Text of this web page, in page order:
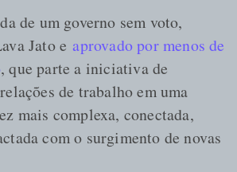
de um governo sem voto,
Jato e aprovado por menos de
, que parte a iniciativa de
de trabalho em uma
mais complexa, conectada,
com o surgimento de novas